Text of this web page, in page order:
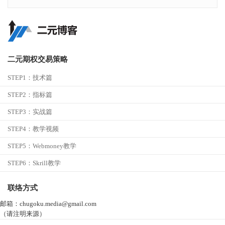
二元期权交易策略
STEP1： 技术篇
STEP2： 指标篇
STEP3： 实战篇
STEP4： 教学视频
STEP5： Webmoney教学
STEP6： Skrill教学
联络方式
邮箱：chugoku.media@gmail.com
（请注明来源）